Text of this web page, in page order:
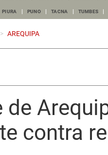
PIURA PUNO TACNA TUMBES
> AREQUIPA
contra